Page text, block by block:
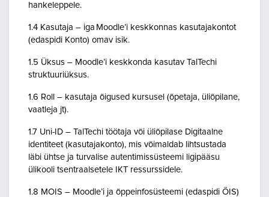
hankeleppele.
1.4 Kasutaja – iga Moodle’i keskkonnas kasutajakontot
(edaspidi Konto) omav isik.
1.5 Üksus – Moodle’i keskkonda kasutav TalTechi
struktuuriüksus.
1.6 Roll – kasutaja õigused kursusel (õpetaja, üliõpilane,
vaatleja jt).
1.7 Uni-ID – TalTechi töötaja või üliõpilase Digitaalne
identiteet (kasutajakonto), mis võimaldab lihtsustada
läbi ühtse ja turvalise autentimissüsteemi ligipääsu
ülikooli tsentraalsetele IKT ressurssidele.
1.8 MOIS – Moodle’i ja õppeinfosüsteemi (edaspidi ÕIS)